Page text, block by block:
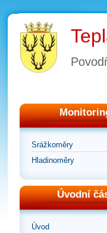
Srážkoměry
Hladinoměry
Úvodní
Úvod